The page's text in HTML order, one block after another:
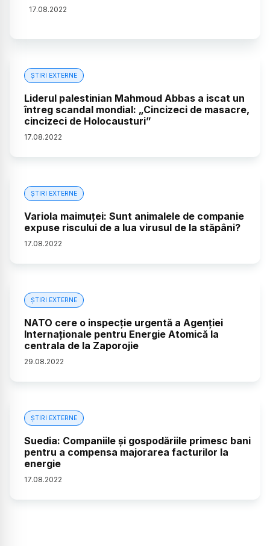
17.08.2022
ȘTIRI EXTERNE
Liderul palestinian Mahmoud Abbas a iscat un
întreg scandal mondial: „Cincizeci de masacre,
cincizeci de Holocausturi”
17.08.2022
ȘTIRI EXTERNE
Variola maimuței: Sunt animalele de companie
expuse riscului de a lua virusul de la stăpâni?
17.08.2022
ȘTIRI EXTERNE
NATO cere o inspecţie urgentă a Agenţiei
Internaţionale pentru Energie Atomică la
centrala de la Zaporojie
29.08.2022
ȘTIRI EXTERNE
Suedia: Companiile și gospodăriile primesc bani
pentru a compensa majorarea facturilor la
energie
17.08.2022